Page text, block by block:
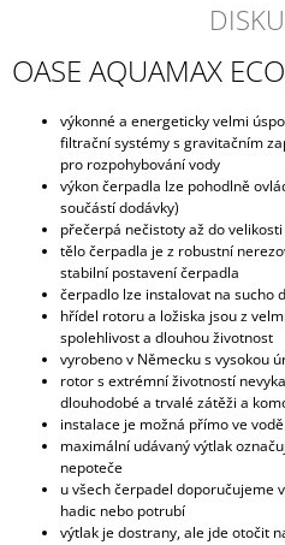
OASE AQUAMAX
výkonné a energeticky velmi
filtrační systémy s gravitačním
pro rozpohybování vody
výkon čerpadla lze pohodlně
součástí dodávky)
přečerpá nečistoty až do
tělo čerpadla je z robustní
stabilní postavení čerpadla
čerpadlo lze instalovat na sucho
hřídel rotoru a ložiska jsou z
spolehlivost a dlouhou životnost
vyrobeno v Německu s vysokou
rotor s extrémní životností
dlouhodobé a trvalé zátěži a
instalace je možná přímo ve
maximální udávaný výtlak
nepoteče
u všech čerpadel doporučujeme
hadic nebo potrubí
výtlak je dostrany, ale jde otočit